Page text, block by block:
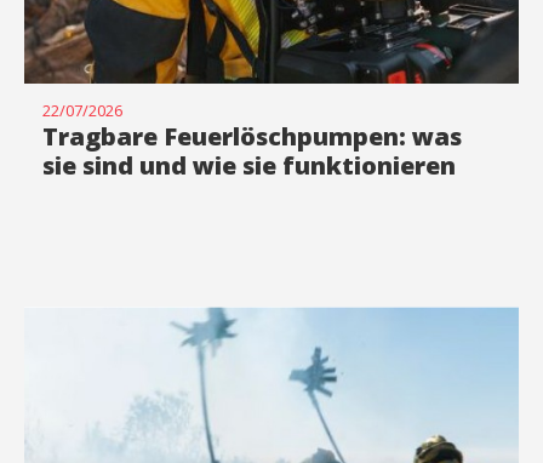
22/07/2026
Tragbare Feuerlöschpumpen: was
sie sind und wie sie funktionieren